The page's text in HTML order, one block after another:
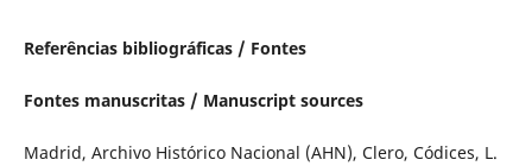
Referências bibliográficas / Fontes
Fontes manuscritas / Manuscript sources
Madrid, Archivo Histórico Nacional (AHN), Clero, Códices, L.